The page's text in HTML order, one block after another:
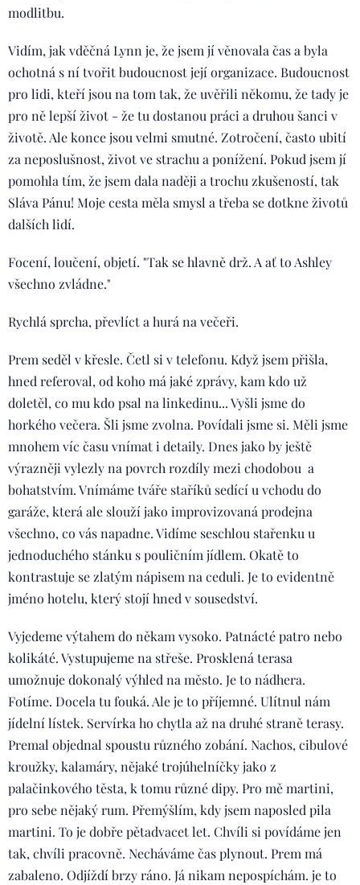
modlitbu.
Vidím, jak vděčná Lynn je, že jsem jí věnovala čas a byla
ochotná s ní tvořit budoucnost její organizace. Budoucnost
pro lidi, kteří jsou na tom tak, že uvěřili někomu, že tady je
pro ně lepší život - že tu dostanou práci a druhou šanci v
životě. Ale konce jsou velmi smutné. Zotročení, často ubití
za neposlušnost, život ve strachu a ponížení. Pokud jsem jí
pomohla tím, že jsem dala naději a trochu zkušeností, tak
Sláva Pánu! Moje cesta měla smysl a třeba se dotkne životů
dalších lidí.
Focení, loučení, objetí. "Tak se hlavně drž. A ať to Ashley
všechno zvládne."
Rychlá sprcha, převlíct a hurá na večeři.
Prem seděl v křesle. Četl si v telefonu. Když jsem přišla,
hned referoval, od koho má jaké zprávy, kam kdo už
doletěl, co mu kdo psal na linkedinu... Vyšli jsme do
horkého večera. Šli jsme zvolna. Povídali jsme si. Měli jsme
mnohem víc času vnímat i detaily. Dnes jako by ještě
výrazněji vylezly na povrch rozdíly mezi chodobou a
bohatstvím. Vnímáme tváře staříků sedící u vchodu do
garáže, která ale slouží jako improvizovaná prodejna
všechno, co vás napadne. Vidíme seschlou stařenku u
jednoduchého stánku s pouličním jídlem. Okatě to
kontrastuje se zlatým nápisem na ceduli. Je to evidentně
jméno hotelu, který stojí hned v sousedství.
Vyjedeme výtahem do někam vysoko. Patnácté patro nebo
kolikáté. Vystupujeme na střeše. Prosklená terasa
umožnuje dokonalý výhled na město. Je to nádhera.
Fotíme. Docela tu fouká. Ale je to příjemné. Ulítnul nám
jídelní lístek. Servírka ho chytla až na druhé straně terasy.
Premal objednal spoustu různého zobání. Nachos, cibulové
kroužky, kalamáry, nějaké trojúhelníčky jako z
palačinkového těsta, k tomu různé dipy. Pro mě martini,
pro sebe nějaký rum. Přemýšlím, kdy jsem naposled pila
martini. To je dobře pětadvacet let. Chvíli si povídáme jen
tak, chvíli pracovně. Necháváme čas plynout. Prem má
zabaleno. Odjíždí brzy ráno. Já nikam nepospíchám. je to